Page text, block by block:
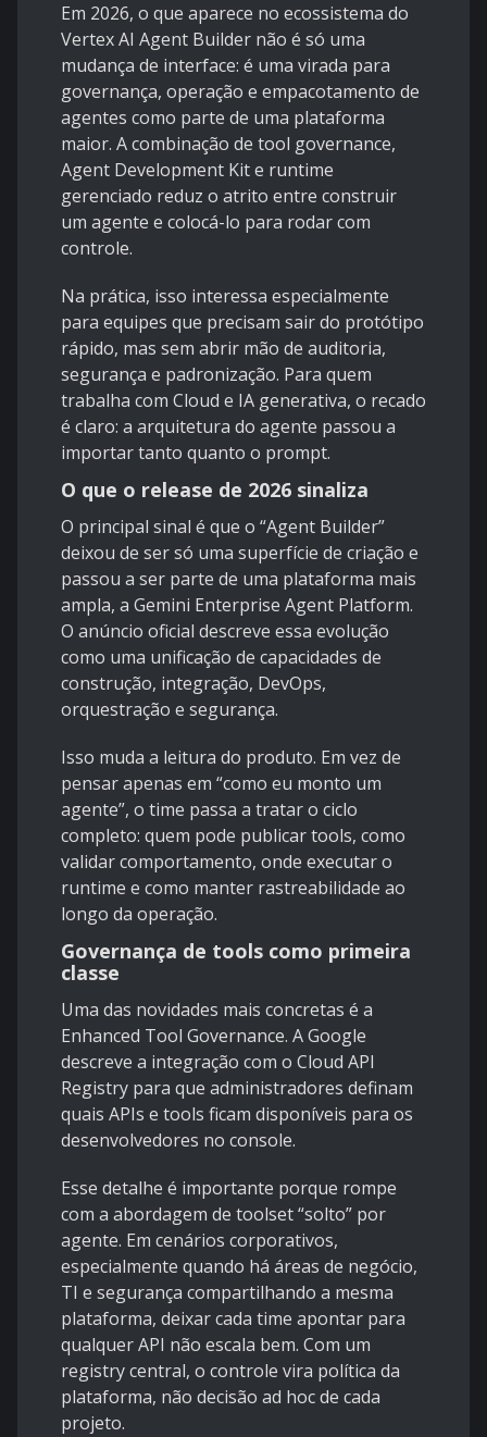
Em 2026, o que aparece no ecossistema do
Vertex AI Agent Builder não é só uma
mudança de interface: é uma virada para
governança, operação e empacotamento de
agentes como parte de uma plataforma
maior. A combinação de tool governance,
Agent Development Kit e runtime
gerenciado reduz o atrito entre construir
um agente e colocá-lo para rodar com
controle.
Na prática, isso interessa especialmente
para equipes que precisam sair do protótipo
rápido, mas sem abrir mão de auditoria,
segurança e padronização. Para quem
trabalha com Cloud e IA generativa, o recado
é claro: a arquitetura do agente passou a
importar tanto quanto o prompt.
O que o release de 2026 sinaliza
O principal sinal é que o “Agent Builder”
deixou de ser só uma superfície de criação e
passou a ser parte de uma plataforma mais
ampla, a Gemini Enterprise Agent Platform.
O anúncio oficial descreve essa evolução
como uma unificação de capacidades de
construção, integração, DevOps,
orquestração e segurança.
Isso muda a leitura do produto. Em vez de
pensar apenas em “como eu monto um
agente”, o time passa a tratar o ciclo
completo: quem pode publicar tools, como
validar comportamento, onde executar o
runtime e como manter rastreabilidade ao
longo da operação.
Governança de tools como primeira
classe
Uma das novidades mais concretas é a
Enhanced Tool Governance. A Google
descreve a integração com o Cloud API
Registry para que administradores definam
quais APIs e tools ficam disponíveis para os
desenvolvedores no console.
Esse detalhe é importante porque rompe
com a abordagem de toolset “solto” por
agente. Em cenários corporativos,
especialmente quando há áreas de negócio,
TI e segurança compartilhando a mesma
plataforma, deixar cada time apontar para
qualquer API não escala bem. Com um
registry central, o controle vira política da
plataforma, não decisão ad hoc de cada
projeto.